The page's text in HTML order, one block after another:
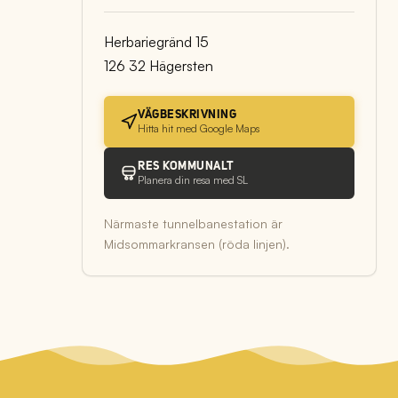
Herbariegränd 15
126 32 Hägersten
VÄGBESKRIVNING
Hitta hit med Google Maps
RES KOMMUNALT
Planera din resa med SL
Närmaste tunnelbanestation är
Midsommarkransen (röda linjen).